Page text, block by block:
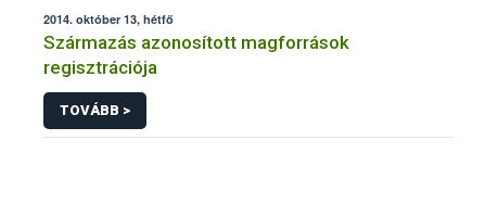
2014. október 13, hétfő
Származás azonosított magforrások
regisztrációja
TOVÁBB >